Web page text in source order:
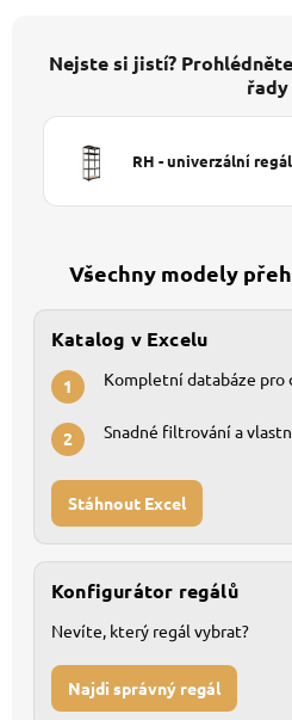
Nejste si jistí?
řady
RH - univerzální
Všechny modely
Katalog v Excelu
1 Kompletní databáze
2 Snadné filtrování a
Stáhnout Excel
Konfigurátor regálů
Nevíte, který regál vybrat?
Najdi správný regál